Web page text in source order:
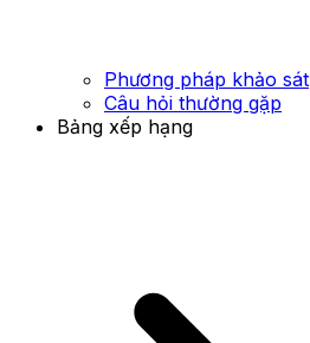
Phương pháp khảo sát
Câu hỏi thường gặp
Bảng xếp hạng